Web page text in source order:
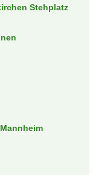
Stehplatz